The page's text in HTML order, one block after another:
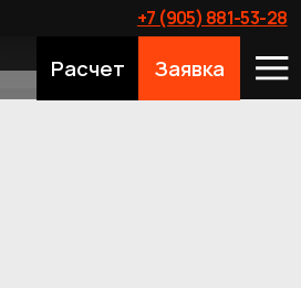
Расчет Заявка
+7 (905) 881-53-28